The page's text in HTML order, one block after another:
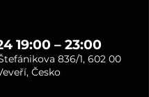
19:00 – 23:00
836/1, 602 00
Česko